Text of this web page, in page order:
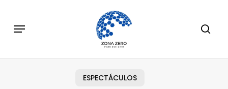
main
Menu
ESPECTÁCULOS